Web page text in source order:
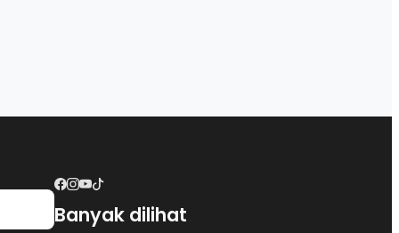
Banyak dilihat